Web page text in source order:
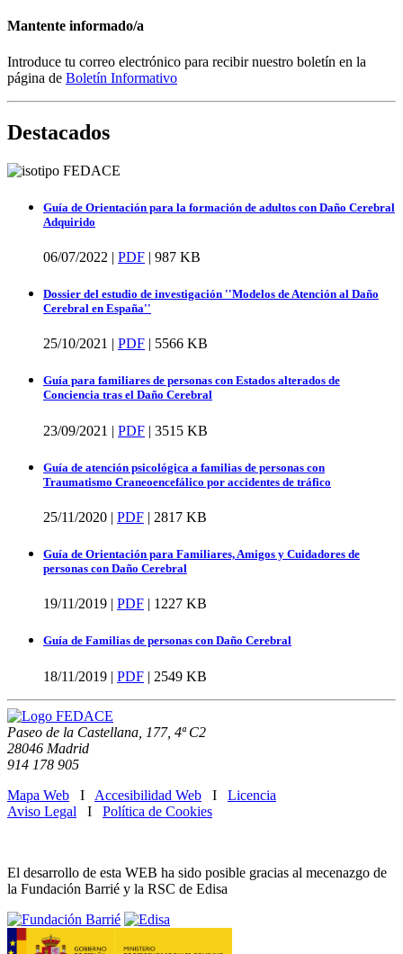
Mantente informado/a
Introduce tu correo electrónico para recibir nuestro boletín en la
página de Boletín Informativo
Destacados
Guía de Orientación para la formación de adultos con Daño Cerebral
Adquirido
06/07/2022 | PDF | 987 KB
Dossier del estudio de investigación ''Modelos de Atención al Daño
Cerebral en España''
25/10/2021 | PDF | 5566 KB
Guía para familiares de personas con Estados alterados de
Conciencia tras el Daño Cerebral
23/09/2021 | PDF | 3515 KB
Guía de atención psicológica a familias de personas con
Traumatismo Craneoencefálico por accidentes de tráfico
25/11/2020 | PDF | 2817 KB
Guía de Orientación para Familiares, Amigos y Cuidadores de
personas con Daño Cerebral
19/11/2019 | PDF | 1227 KB
Guía de Familias de personas con Daño Cerebral
18/11/2019 | PDF | 2549 KB
Paseo de la Castellana, 177, 4ª C2
28046 Madrid
914 178 905
Mapa Web I Accesibilidad Web I Licencia
Aviso Legal I Política de Cookies
El desarrollo de esta WEB ha sido posible gracias al mecenazgo de
la Fundación Barrié y la RSC de Edisa